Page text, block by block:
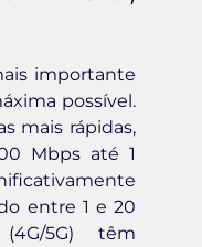
importante
possível.
mais rápidas,
Mbps até 1
entre 1 e 20
5G) têm